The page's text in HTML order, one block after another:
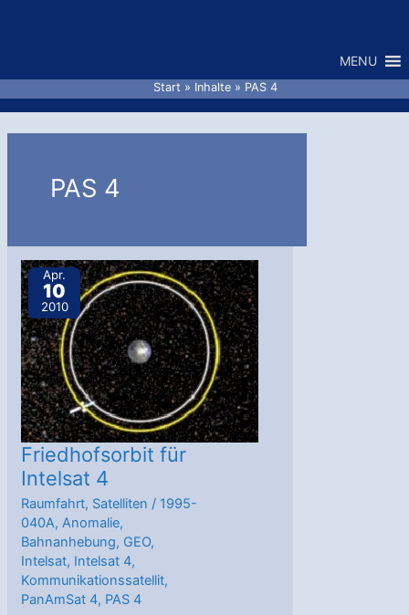
MENU
Start Inhalte PAS 4
PAS 4
Apr.
10
2010
Friedhofsorbit für
Intelsat 4
Raumfahrt, Satelliten / 1995-
040A,Anomalie,
Bahnanhebung, GEO,
Intelsat, Intelsat 4,
Kommunikationssatellit,
PanAmSat 4, PAS 4